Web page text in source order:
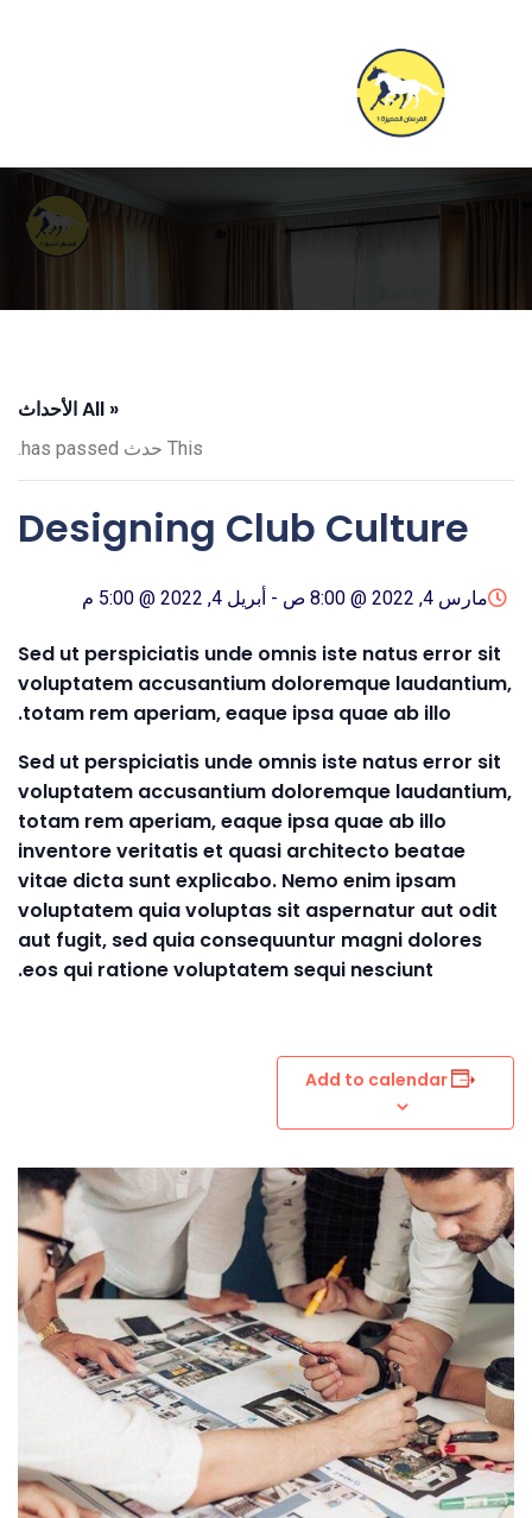
« All الأحداث
This حدث has passed.
Designing Club Culture
مارس 4, 2022 @ 8:00 ص - أبريل 4, 2022 @ 5:00 م
Sed ut perspiciatis unde omnis iste natus error sit
voluptatem accusantium doloremque laudantium,
totam rem aperiam, eaque ipsa quae ab illo.
Sed ut perspiciatis unde omnis iste natus error sit
voluptatem accusantium doloremque laudantium,
totam rem aperiam, eaque ipsa quae ab illo
inventore veritatis et quasi architecto beatae
vitae dicta sunt explicabo. Nemo enim ipsam
voluptatem quia voluptas sit aspernatur aut odit
aut fugit, sed quia consequuntur magni dolores
eos qui ratione voluptatem sequi nesciunt.
Add to calendar